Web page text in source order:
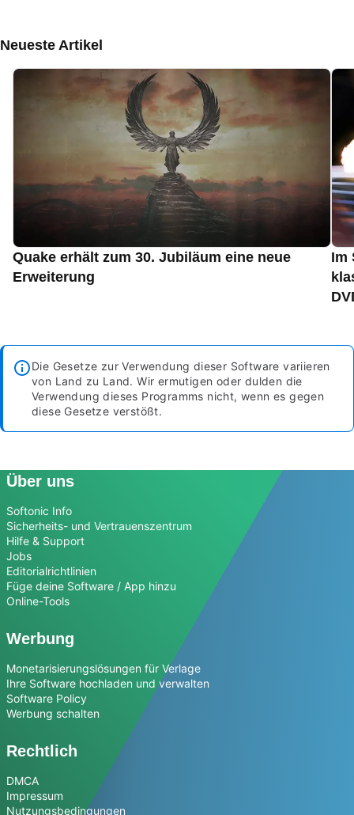
Neueste Artikel
Quake erhält zum 30. Jubiläum eine neue
Erweiterung
Im
Die Gesetze zur Verwendung dieser Software variieren
von Land zu Land. Wir ermutigen oder dulden die
Verwendung dieses Programms nicht, wenn es gegen
diese Gesetze verstößt.
Über uns
Softonic Info
Sicherheits- und Vertrauenszentrum
Hilfe & Support
Jobs
Editorialrichtlinien
Füge deine Software / App hinzu
Online-Tools
Werbung
Monetarisierungslösungen für Verlage
Ihre Software hochladen und verwalten
Software Policy
Werbung schalten
Rechtlich
DMCA
Impressum
Nutzungsbedingungen